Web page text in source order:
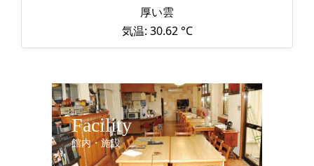
厚い雲
気温: 30.62 °C
Facility
館内・施設